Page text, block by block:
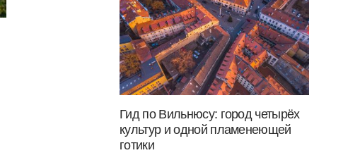
Гид по Вильнюсу: город четырёх
культур и одной пламенеющей
готики